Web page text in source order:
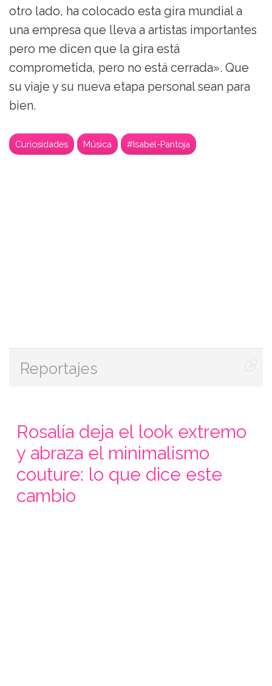
otro lado, ha colocado esta gira mundial a
una empresa que lleva a artistas importantes
pero me dicen que la gira está
comprometida, pero no está cerrada». Que
su viaje y su nueva etapa personal sean para
bien.
Curiosidades Música #Isabel-Pantoja
Reportajes
Rosalía deja el look extremo
y abraza el minimalismo
couture: lo que dice este
cambio